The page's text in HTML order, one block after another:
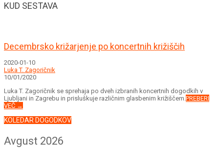
KUD SESTAVA
Decembrsko križarjenje po koncertnih križiščih
2020-01-10
Luka T. Zagoričnik
10/01/2020
Luka T. Zagoričnik se sprehaja po dveh izbranih koncertnih dogodkih v
Ljubljani in Zagrebu in prisluškuje različnim glasbenim križiščem. PREBERI
VEČ →
KOLEDAR DOGODKOV
Avgust 2026